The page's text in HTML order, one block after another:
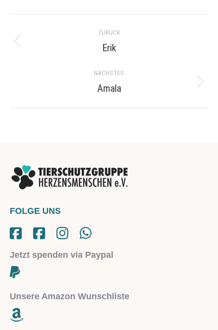
navigation
ZURÜCK
Previous
Erik
NÄCHSTES
Next
Amala
FOLGE UNS
Jetzt spenden via Paypal
Unsere Amazon Wunschliste